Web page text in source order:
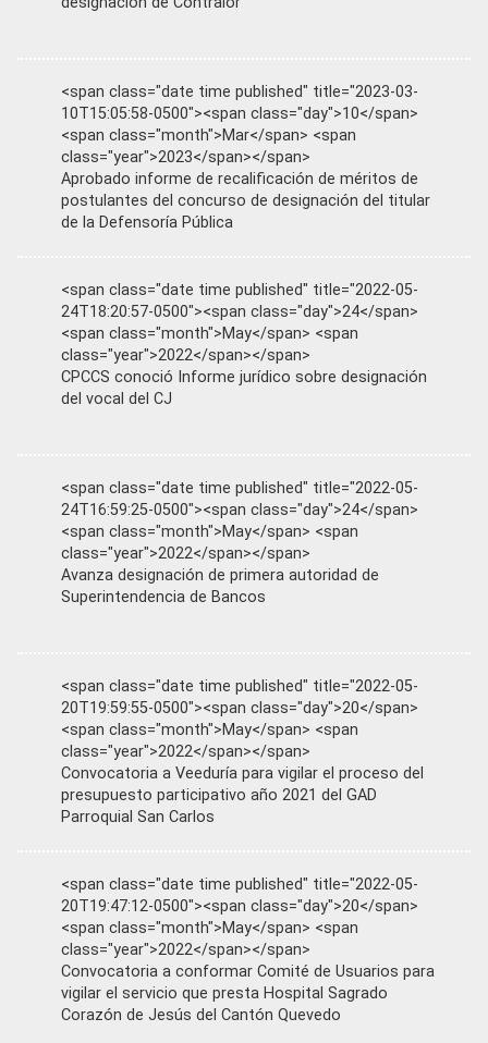
<span class="date time published" title="2023-03-
10T15:05:58-0500"><span class="day">10</span>
<span class="month">Mar</span> <span
class="year">2023</span></span>
Aprobado informe de recalificación de méritos de
postulantes del concurso de designación del titular
de la Defensoría Pública
<span class="date time published" title="2022-05-
24T18:20:57-0500"><span class="day">24</span>
<span class="month">May</span> <span
class="year">2022</span></span>
CPCCS conoció Informe jurídico sobre designación
del vocal del CJ
<span class="date time published" title="2022-05-
24T16:59:25-0500"><span class="day">24</span>
<span class="month">May</span> <span
class="year">2022</span></span>
Avanza designación de primera autoridad de
Superintendencia de Bancos
<span class="date time published" title="2022-05-
20T19:59:55-0500"><span class="day">20</span>
<span class="month">May</span> <span
class="year">2022</span></span>
Convocatoria a Veeduría para vigilar el proceso del
presupuesto participativo año 2021 del GAD
Parroquial San Carlos
<span class="date time published" title="2022-05-
20T19:47:12-0500"><span class="day">20</span>
<span class="month">May</span> <span
class="year">2022</span></span>
Convocatoria a conformar Comité de Usuarios para
vigilar el servicio que presta Hospital Sagrado
Corazón de Jesús del Cantón Quevedo